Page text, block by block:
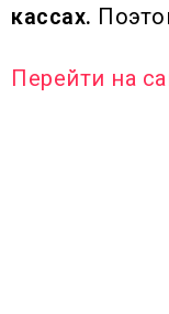
кассах.
Перейти на